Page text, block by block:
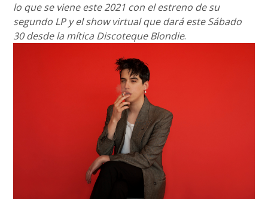
lo que se viene este 2021 con el estreno de su
segundo LP y el show virtual que dará este Sábado
30 desde la mítica Discoteque Blondie.